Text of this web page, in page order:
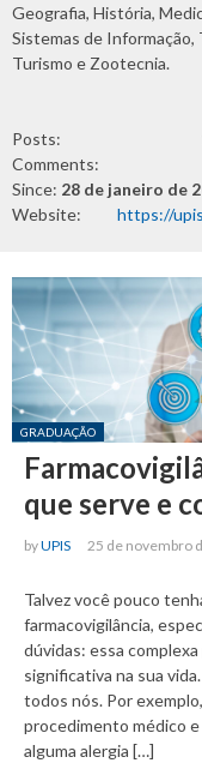
Geografia, História,
Sistemas de
Turismo e Zootecnia.
Posts:
Comments:
Since: 28 de janeiro de
Website:
https://
Posted in:
GRADUAÇÃO
que serve e
byUPIS 25 de novembro
Talvez você pouco
farmacovigilância,
dúvidas: essa
significativa na sua
todos nós. Por
procedimento médico
alguma alergia […]